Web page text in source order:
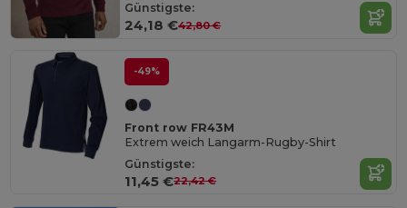
Günstigste:
24,18 €42,80 €
-49%
Front row FR43M
Extrem weich Langarm-Rugby-Shirt
Günstigste:
11,45 €22,42 €